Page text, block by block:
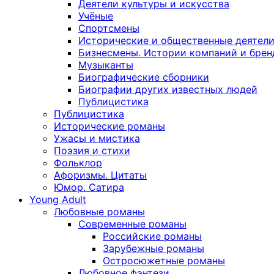
Деятели культуры и искусства
Учёные
Спортсмены
Исторические и общественные деятели
Бизнесмены. Истории компаний и
Музыканты
Биографические сборники
Биографии других известных людей
Публицистика
Публицистика
Исторические романы
Ужасы и мистика
Поэзия и стихи
Фольклор
Афоризмы. Цитаты
Юмор. Сатира
Young Adult
Любовные романы
Современные романы
Российские романы
Зарубежные романы
Остросюжетные романы